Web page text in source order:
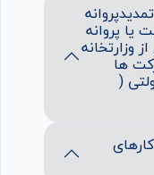
کسب برای دارندگان مجوز فعالیت یا پروانه
وزارتخانه
سازمان ها یا شرکت ها
(